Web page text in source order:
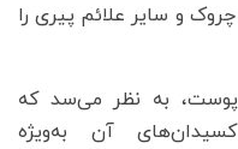
و سایر علائم پیری را
به نظر می‌سد که
آن به‌ویژه